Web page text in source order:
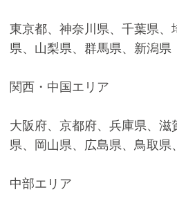
東京都、神奈川県、千葉県
県、山梨県、群馬県、新潟県
関西・中国エリア
大阪府、京都府、兵庫県、滋
県、岡山県、広島県、鳥取県
中部エリア